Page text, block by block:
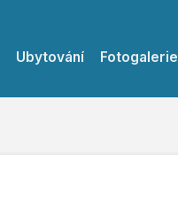
Ubytování Fotogalerie